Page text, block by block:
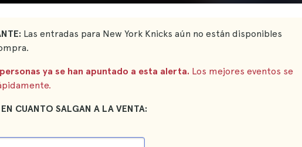
Las entradas para New York Knicks aún no están disponibles
ya se han apuntado a esta alerta. Los mejores eventos se
EN CUANTO SALGAN A LA VENTA: